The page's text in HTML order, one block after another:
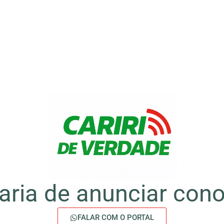
de anunciar
FALAR COM O PORTAL